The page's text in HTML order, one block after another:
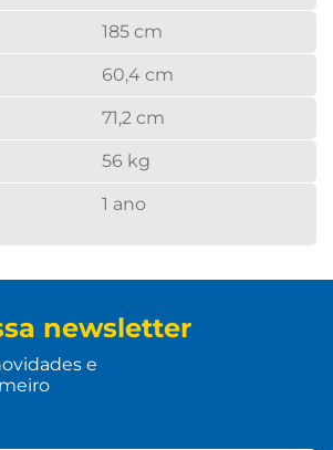
185 cm
60,4 cm
71,2 cm
56 kg
1 ano
newsletter
e